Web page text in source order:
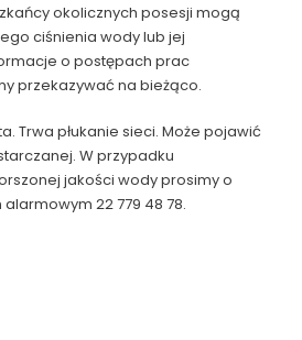
okolicznych posesji mogą
ciśnienia wody lub jej
o postępach prac
przekazywać na bieżąco.
Trwa płukanie sieci. Może pojawić
W przypadku
jakości wody prosimy o
22 779 48 78.